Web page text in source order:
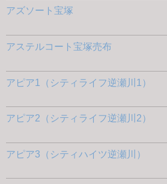
アズソート宝塚
アステルコート宝塚売布
アピア1（シティライフ逆瀬川1）
アピア2（シティライフ逆瀬川2）
アピア3（シティハイツ逆瀬川）